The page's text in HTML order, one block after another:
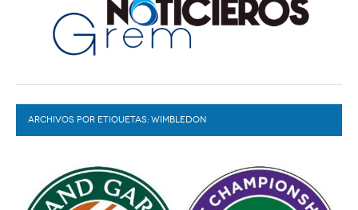
LAGUNA
TORREÓN
GÓMEZ PALACIO
LERDO
COAHUILA
DURANGO
DEPORTES
EXA
COLABORADORES
ARCHIVOS POR ETIQUETAS: WIMBLEDON